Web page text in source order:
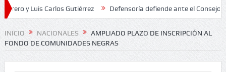
Carlos Gutiérrez Defensoría defiende ante el Consejo de
2026
INICIO NACIONALES
AMPLIADO PLAZO DE INSCRIPCIÓN AL
FONDO DE COMUNIDADES NEGRAS